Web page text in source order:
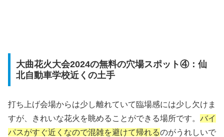
大曲花火大会2024の無料の穴場スポット④：仙
北自動車学校近くの土手
打ち上げ会場からは少し離れていて臨場感には少し欠けま
すが、きれいな花火を眺めることができる場所です。 バイ
パスがすぐ近くなので混雑を避けて帰れるのがうれしいで